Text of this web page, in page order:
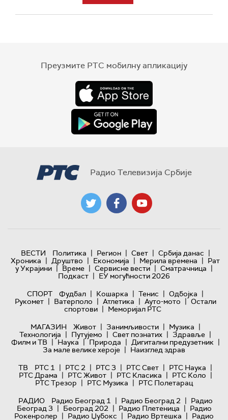
Преузмите РТС мобилну апликацију
Радио Телевизија Србије
ВЕСТИ Политика | Регион | Свет | Србија данас |
Хроника | Друштво | Економија | Мерила времена | Рат
у Украјини | Време | Сервисне вести | Сматрачница |
Подкаст | ЕУ могућности 2026
СПОРТ
Фудбал | Кошарка | Тенис | Одбојка |
Рукомет | Ватерполо | Атлетика | Ауто-мото | Остали
спортови | Меморијал РТС
МАГАЗИН
Живот | Занимљивости | Музика |
Технологијa | Путујемо | Свет познатих | Здравље |
Филм и ТВ | Наука | Природа | Дигитални предузетник |
За мале велике хероје | Наизглед здрав
ТВ
РТС 1 | РТС 2 | РТС 3 | РТС Свет | РТС Наука |
РТС Драма | РТС Живот | РТС Класика | РТС Коло |
РТС Трезор | РТС Музика | РТС Полетарац
РАДИО
Радио Београд 1 | Радио Београд 2 | Радио
Београд 3 | Београд 202 | Радио Плетеница | Радио
Рокенролер | Радио Џубокс | Радио Вртешка | Радио